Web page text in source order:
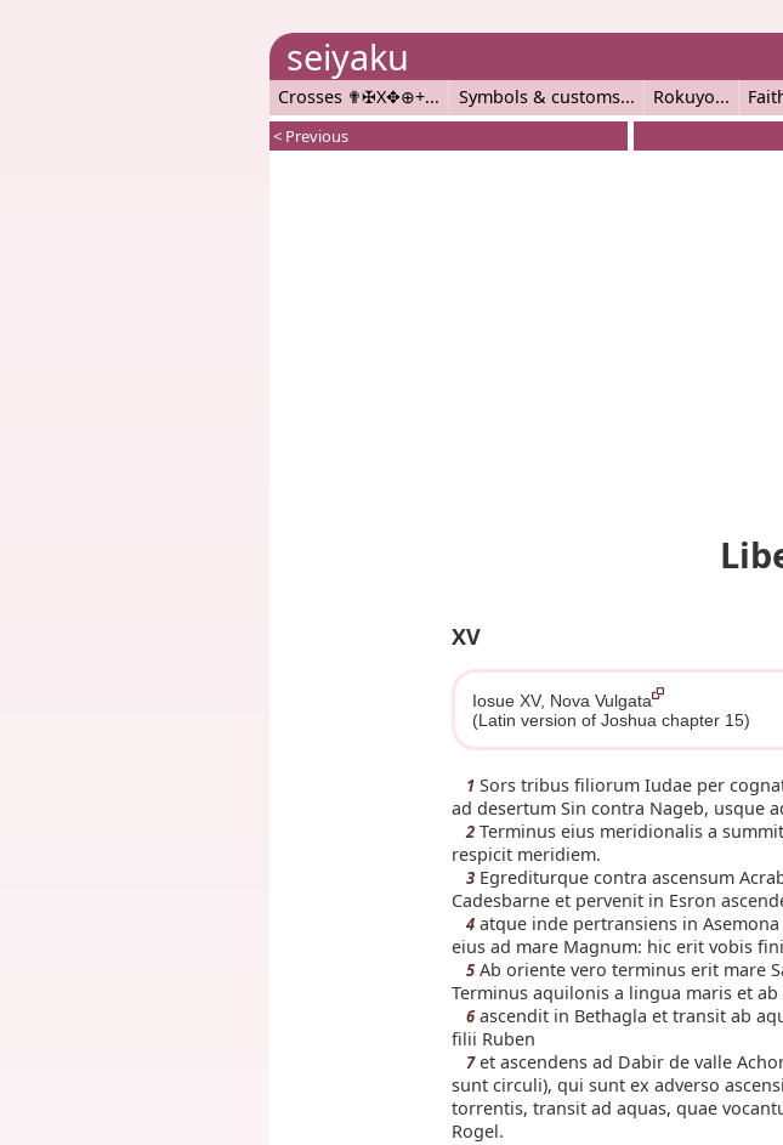
seiyaku
Crosses ✟✠X✥⊕+ Symbols & customs Rokuyo
< Previous
XV
Iosue XV, Nova Vulgata
(Latin version of Joshua chapter 15)
1 Sors tribus filiorum Iudae per
ad desertum Sin contra Nageb, usque
2 Terminus eius meridionalis a
respicit meridiem.
3 Egrediturque contra ascensum
Cadesbarne et pervenit in Esron
4 atque inde pertransiens in
eius ad mare Magnum: hic erit vobis
5 Ab oriente vero terminus erit mare
Terminus aquilonis a lingua maris et
6ascendit in Bethagla et transit ab
filii Ruben
7et ascendens ad Dabir de valle
sunt circuli), qui sunt ex adverso
torrentis, transit ad aquas, quae
Rogel.